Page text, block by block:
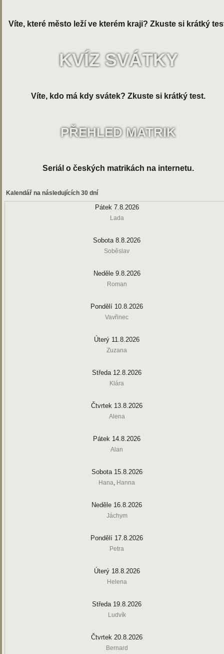
Víte, které město leží ve kterém kraji? Zkuste si krátký
KVÍZ SVÁTKY
Víte, kdo má kdy svátek? Zkuste si krátký test.
PŘEHLED MATRIK
Seriál o českých matrikách na internetu.
Kalendář na následujících 30 dní
Pátek 7.8.2026
Lada
Sobota 8.8.2026
Soběslav
Neděle 9.8.2026
Roman
Pondělí 10.8.2026
Vavřinec
Úterý 11.8.2026
Zuzana
Středa 12.8.2026
Klára
Čtvrtek 13.8.2026
Alena
Pátek 14.8.2026
Alan
Sobota 15.8.2026
Hana, Hanna
Neděle 16.8.2026
Jáchym
Pondělí 17.8.2026
Petra
Úterý 18.8.2026
Helena
Středa 19.8.2026
Ludvík
Čtvrtek 20.8.2026
Bernard